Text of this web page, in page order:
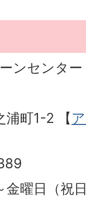
ンセンター
浦町1-2 【
金曜日（祝